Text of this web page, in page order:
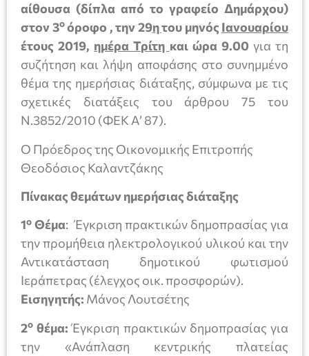
αίθουσα (δίπλα από το γραφείο Δημάρχου)
στον 3οόροφο , την 29ητου μηνός Ιανουαρίου
έτους 2019, ημέρα Τρίτη και ώρα 9.00 για τη
συζήτηση και λήψη αποφάσης στο συνημμένο
θέμα της ημερήσιας διάταξης, σύμφωνα με τις
σχετικές διατάξεις του άρθρου 75 του
Ν.3852/2010 (ΦΕΚ Α’ 87).
Ο Πρόεδρος της Οικονομικής Επιτροπής
Θεοδόσιος Καλαντζάκης
Πίνακας θεμάτων ημερήσιας διάταξης
1ο Θέμα: Έγκριση πρακτικών δημοπρασίας για
την προμήθεια ηλεκτρολογικού υλικού και την
Αντικατάσταση δημοτικού φωτισμού
Ιεράπετρας (έλεγχος οικ. προσφορών).
Εισηγητής: Μάνος Λουτσέτης
2ο θέμα:Έγκριση πρακτικών δημοπρασίας για
την «Ανάπλαση κεντρικής πλατείας